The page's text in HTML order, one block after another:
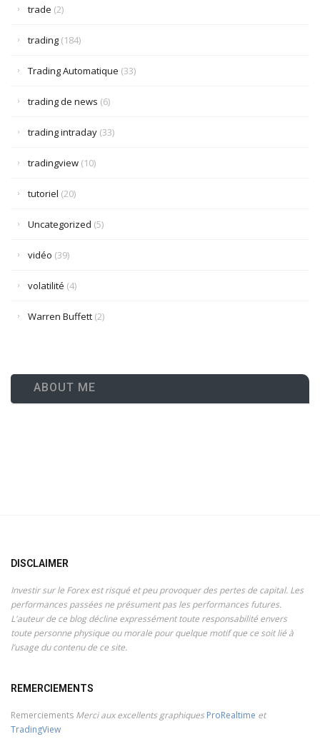
trade (2)
trading (184)
Trading Automatique (33)
trading de news (6)
trading intraday (33)
tradingview (10)
tutoriel (20)
Uncategorized (5)
vidéo (39)
volatilité (4)
Warren Buffett (2)
ABOUT ME
DISCLAIMER
Investir sur le Forex est risqué et peu provoquer des pertes de capital. Les
performances passées ne présument pas les performances futures.
L'auteur de ce blog décline expressément toute responsabilité envers
toute personne physique ou morale pour quelque motif que ce soit lié à
l’usage du contenu de ce site.
REMERCIEMENTS
Remerciements Merci aux excellents graphiques ProRealtime et
TradingView